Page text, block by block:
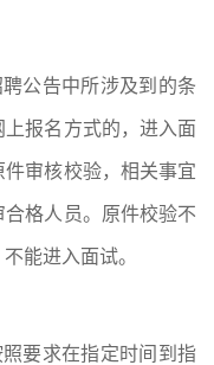
公告中所涉及到的条
报名方式的，进入面
审核校验，相关事宜
格人员。原件校验不
能进入面试。
要求在指定时间到指